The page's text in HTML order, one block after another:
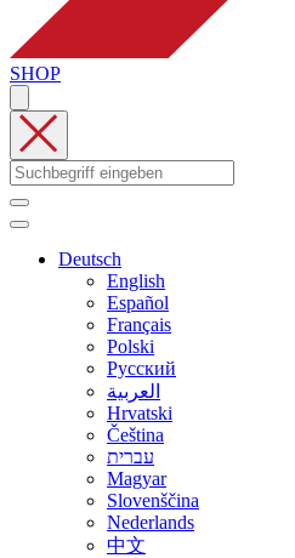
SHOP
Deutsch
English
Español
Français
Polski
Русский
العربية
Hrvatski
Čeština
עברית
Magyar
Slovenščina
Nederlands
中文